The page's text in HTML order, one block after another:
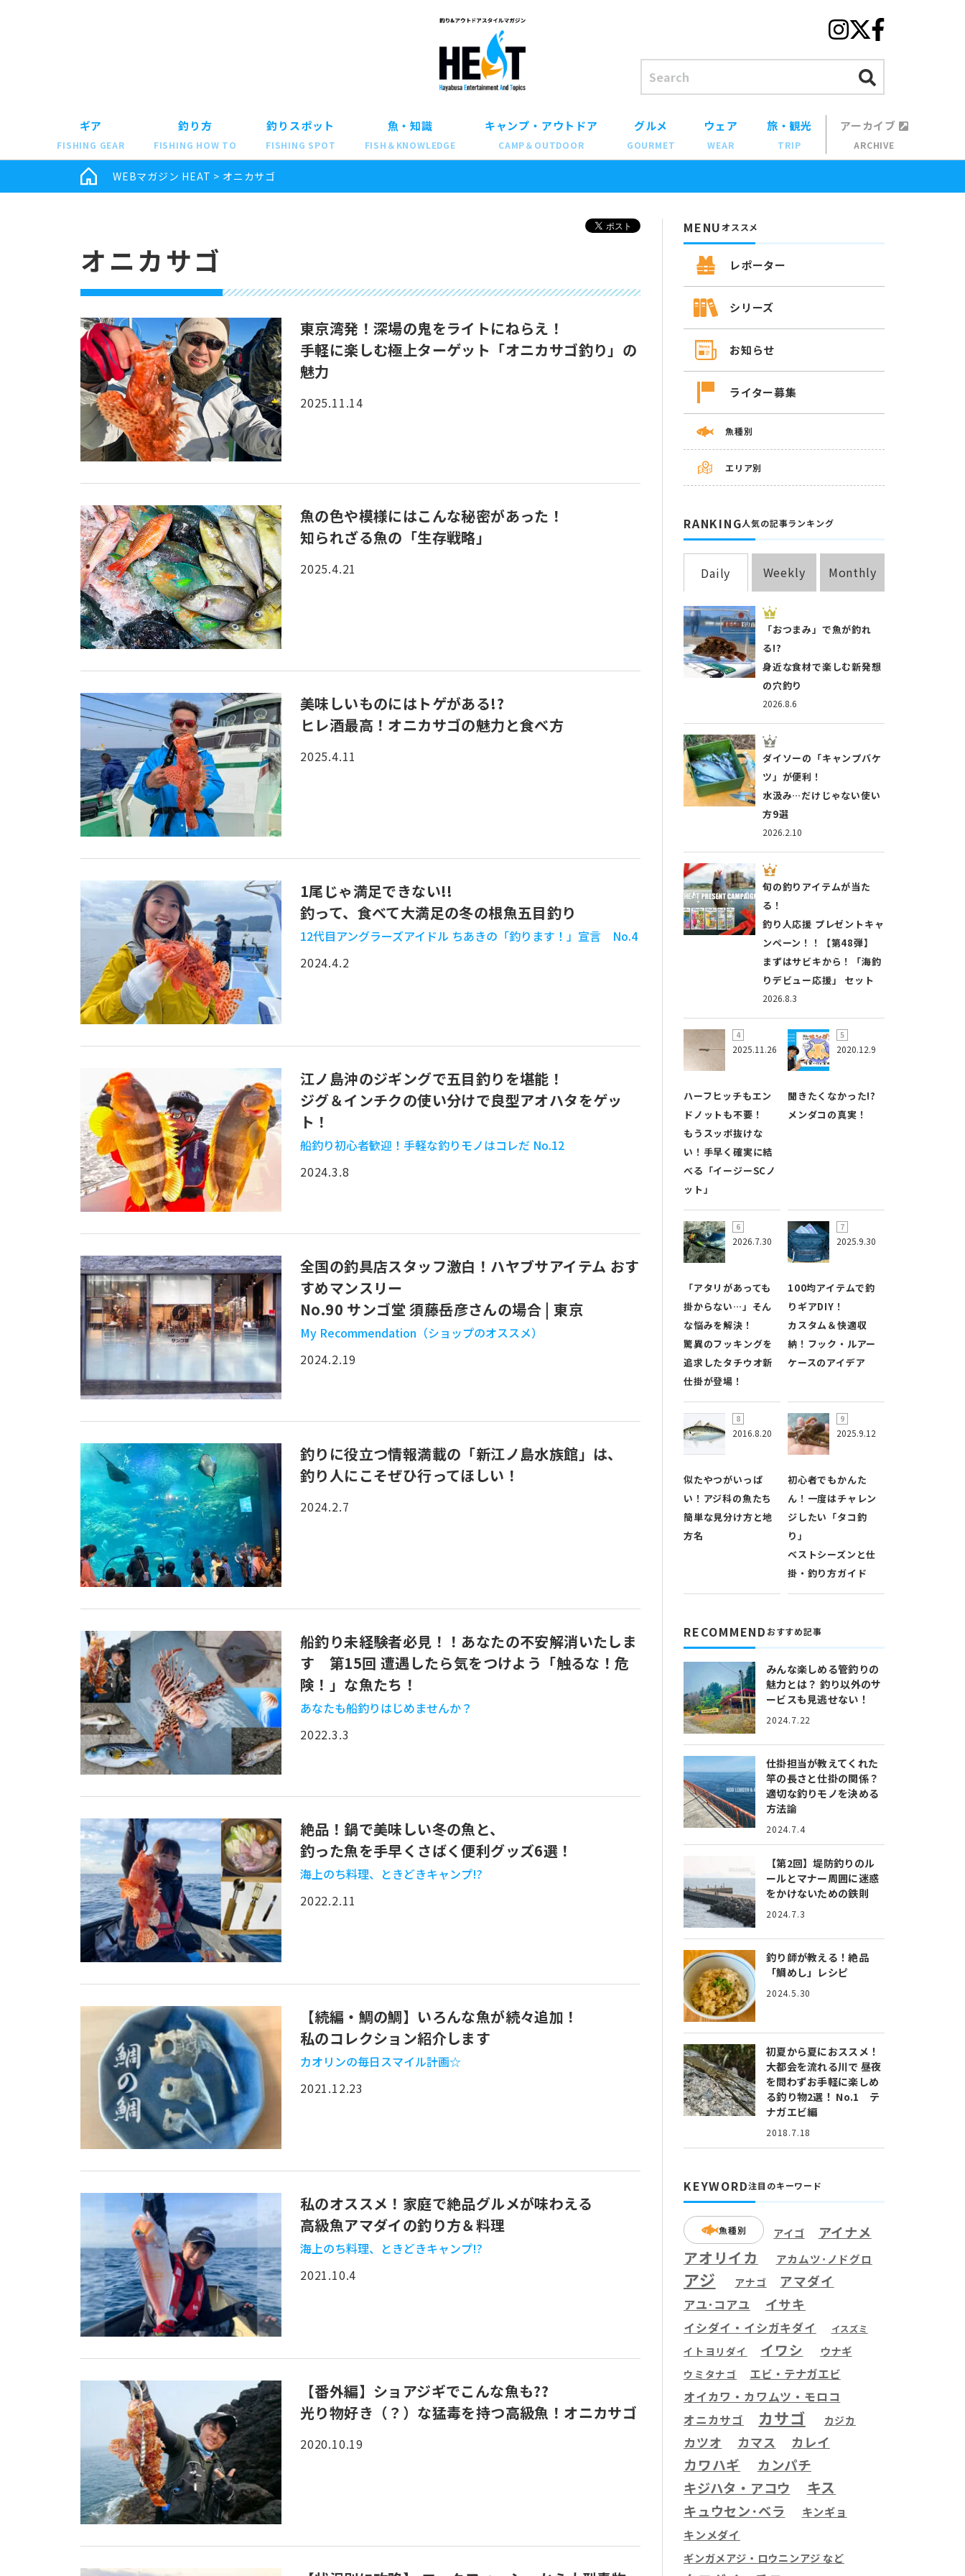
ギア
FISHING GEAR
釣り方
FISHING HOW TO
釣りスポット
FISHING SPOT
魚・知識
FISH＆KNOWLEDGE
キャンプ・アウトドア
CAMP＆OUTDOOR
グルメ
GOURMET
ウェア
WEAR
旅・観光
TRIP
アーカイブ
ARCHIVE
WEBマガジン HEAT > オニカサゴ
オニカサゴ
東京湾発！深場の鬼をライトにねらえ！
手軽に楽しむ極上ターゲット「オニカサゴ釣り」の
魅力
2025.11.14
魚の色や模様にはこんな秘密があった！
知られざる魚の「生存戦略」
2025.4.21
美味しいものにはトゲがある!?
ヒレ酒最高！オニカサゴの魅力と食べ方
2025.4.11
1尾じゃ満足できない!!
釣って、食べて大満足の冬の根魚五目釣り
12代目アングラーズアイドル ちあきの「釣ります！」宣言 No.4
2024.4.2
江ノ島沖のジギングで五目釣りを堪能！
ジグ＆インチクの使い分けで良型アオハタをゲッ
ト！
船釣り初心者歓迎！手軽な釣りモノはコレだ No.12
2024.3.8
全国の釣具店スタッフ激白！ハヤブサアイテム おす
すめマンスリー
No.90 サンゴ堂 須藤岳彦さんの場合 | 東京
My Recommendation（ショップのオススメ）
2024.2.19
釣りに役立つ情報満載の「新江ノ島水族館」は、
釣り人にこそぜひ行ってほしい！
2024.2.7
船釣り未経験者必見！！あなたの不安解消いたしま
す 第15回 遭遇したら気をつけよう「触るな！危
険！」な魚たち！
あなたも船釣りはじめませんか？
2022.3.3
絶品！鍋で美味しい冬の魚と、
釣った魚を手早くさばく便利グッズ6選！
海上のち料理、ときどきキャンプ!?
2022.2.11
【続編・鯛の鯛】いろんな魚が続々追加！
私のコレクション紹介します
カオリンの毎日スマイル計画☆
2021.12.23
私のオススメ！家庭で絶品グルメが味わえる
高級魚アマダイの釣り方＆料理
海上のち料理、ときどきキャンプ!?
2021.10.4
【番外編】ショアジギでこんな魚も??
光り物好き（？）な猛毒を持つ高級魚！オニカサゴ
2020.10.19
MENUオススメ
レポーター
シリーズ
お知らせ
ライター募集
魚種別
エリア別
RANKING人気の記事ランキング
Daily Weekly Monthly
2026.8.6
「おつまみ」で魚が釣れ
る!?
身近な食材で楽しむ新発想
の穴釣り
2026.2.10
ダイソーの「キャンプバケ
ツ」が便利！
水汲み…だけじゃない使い
方9選
2026.8.3
旬の釣りアイテムが当た
る！
釣り人応援 プレゼントキャ
ンペーン！！【第48弾】
まずはサビキから！「海釣
りデビュー応援」 セット
2025.11.26
ハーフヒッチもエン
ドノットも不要！
もうスッポ抜けな
い！手早く確実に結
べる「イージーSCノ
ット」
2020.12.9
聞きたくなかった!?
メンダコの真実！
2026.7.30
「アタリがあっても
掛からない…」そん
な悩みを解決！
驚異のフッキングを
追求したタチウオ新
仕掛が登場！
2025.9.30
100均アイテムで釣
りギアDIY！
カスタム＆快適収
納！フック・ルアー
ケースのアイデア
2016.8.20
似たやつがいっぱ
い！アジ科の魚たち
簡単な見分け方と地
方名
2025.9.12
初心者でもかんた
ん！一度はチャレン
ジしたい「タコ釣
り」
ベストシーズンと仕
掛・釣り方ガイド
RECOMMEND おすすめ記事
みんな楽しめる管釣りの
魅力とは？ 釣り以外のサ
ービスも見逃せない！
2024.7.22
仕掛担当が教えてくれた
竿の長さと仕掛の関係？
適切な釣りモノを決める
方法論
2024.7.4
【第2回】堤防釣りのル
ールとマナー周囲に迷惑
をかけないための鉄則
2024.7.3
釣り師が教える！絶品
「鯛めし」レシピ
2024.5.30
初夏から夏におススメ！
大都会を流れる川で 昼夜
を問わずお手軽に楽しめ
る釣り物2選！ No.1 テ
ナガエビ編
2018.7.18
KEYWORD注目のキーワード
魚種別 アイゴ アイナメ
アオリイカ アカムツ･ノドグロ
アジ アナゴ アマダイ
アユ･コアユ イサキ
イシダイ・イシガキダイ イスズミ
イトヨリダイ イワシ ウナギ
ウミタナゴ エビ・テナガエビ
オイカワ・カワムツ・モロコ
オニカサゴ カサゴ カジカ
カツオ カマス カレイ
カワハギ
カンパチ
キジハタ・アコウ
キス
キュウセン･ベラ キンギョ
キンメダイ
ギンガメアジ・ロウニンアジ など